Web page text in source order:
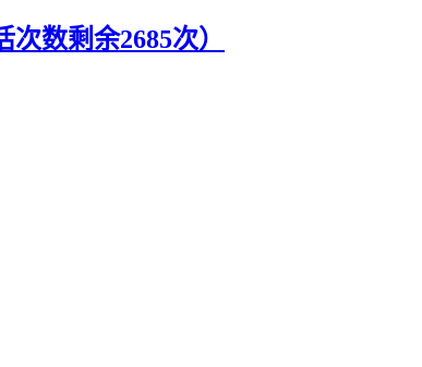
数剩余2685次）